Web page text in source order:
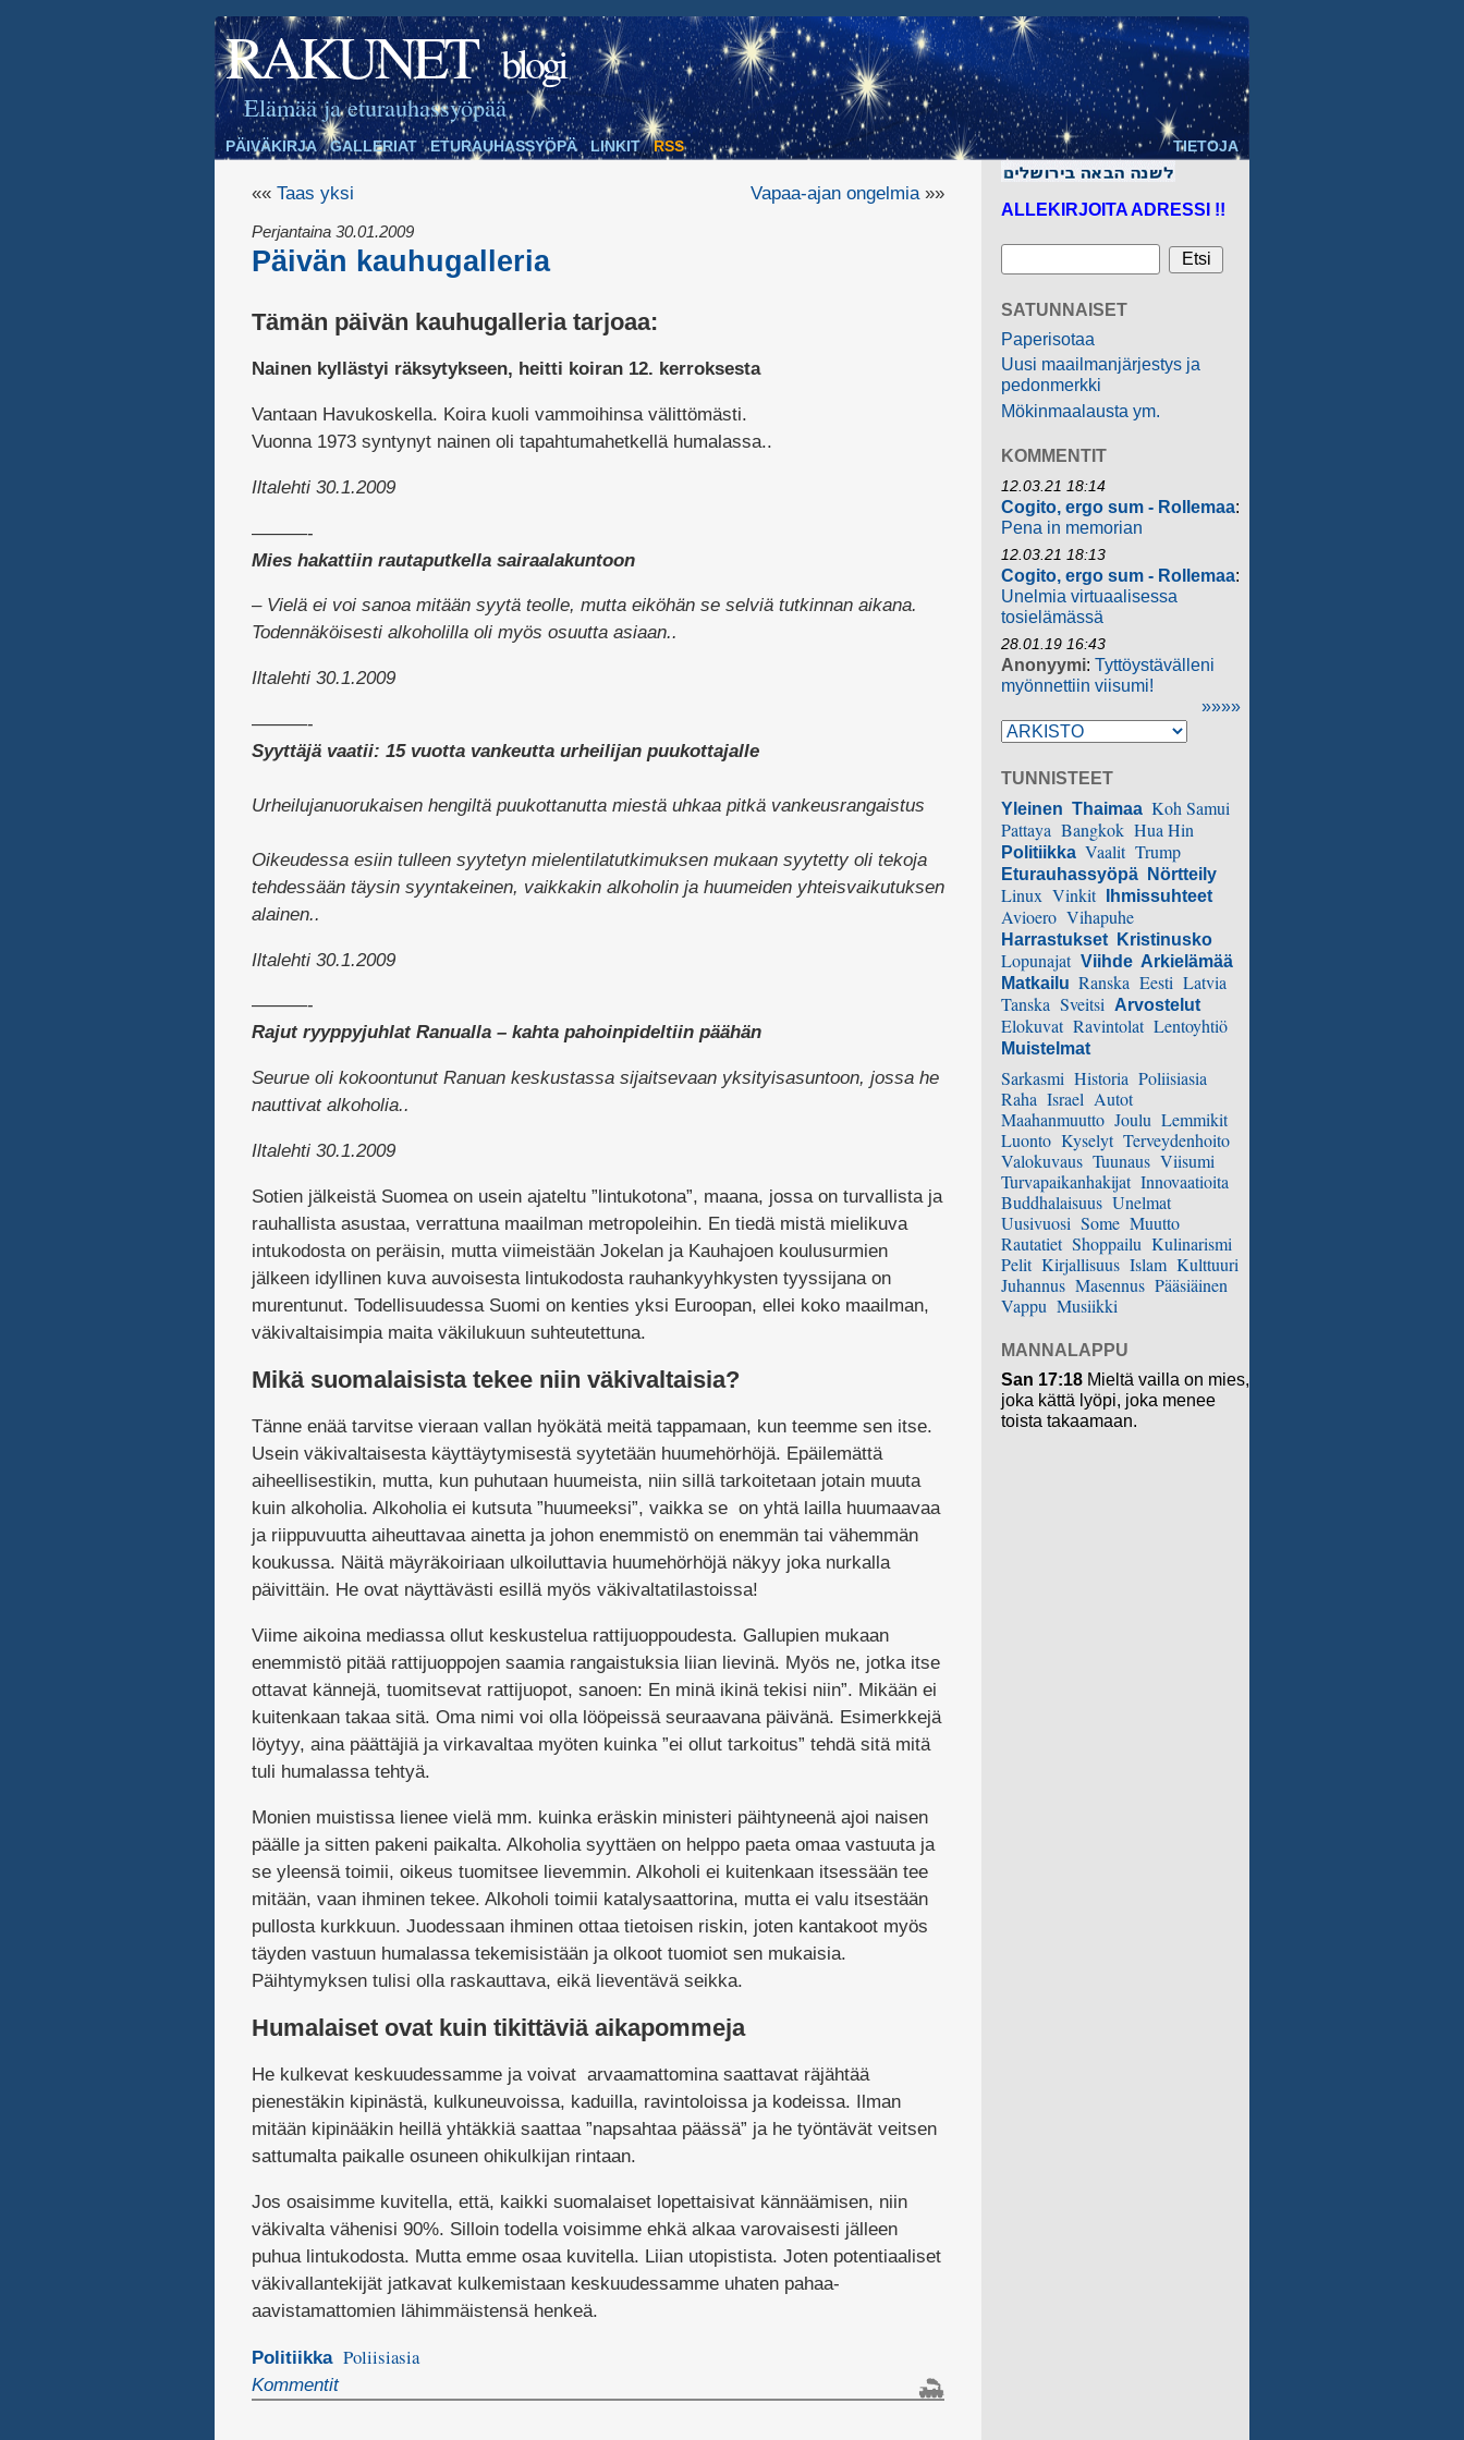
RAKUNET blogi
Elämää ja eturauhassyöpää
PÄIVÄKIRJA GALLERIAT ETURAUHASSYÖPÄ LINKIT RSS TIETOJA
«« Taas yksi Vapaa-ajan ongelmia»»
Perjantaina 30.01.2009
Päivän kauhugalleria
Tämän päivän kauhugalleria tarjoaa:
Nainen kyllästyi räksytykseen, heitti koiran 12. kerroksesta
Vantaan Havukoskella. Koira kuoli vammoihinsa välittömästi.
Vuonna 1973 syntynyt nainen oli tapahtumahetkellä humalassa..
Iltalehti 30.1.2009
———-
Mies hakattiin rautaputkella sairaalakuntoon
– Vielä ei voi sanoa mitään syytä teolle, mutta eiköhän se selviä tutkinnan aikana.
Todennäköisesti alkoholilla oli myös osuutta asiaan..
Iltalehti 30.1.2009
———-
Syyttäjä vaatii: 15 vuotta vankeutta urheilijan puukottajalle
Urheilujanuorukaisen hengiltä puukottanutta miestä uhkaa pitkä vankeusrangaistus
Oikeudessa esiin tulleen syytetyn mielentilatutkimuksen mukaan syytetty oli tekoja
tehdessään täysin syyntakeinen, vaikkakin alkoholin ja huumeiden yhteisvaikutuksen
alainen..
Iltalehti 30.1.2009
———-
Rajut ryyppyjuhlat Ranualla – kahta pahoinpideltiin päähän
Seurue oli kokoontunut Ranuan keskustassa sijaitsevaan yksityisasuntoon, jossa he
nauttivat alkoholia..
Iltalehti 30.1.2009
Sotien jälkeistä Suomea on usein ajateltu ”lintukotona”, maana, jossa on turvallista ja
rauhallista asustaa, verrattuna maailman metropoleihin. En tiedä mistä mielikuva
intukodosta on peräisin, mutta viimeistään Jokelan ja Kauhajoen koulusurmien
jälkeen idyllinen kuva auvoisesta lintukodosta rauhankyyhkysten tyyssijana on
murentunut. Todellisuudessa Suomi on kenties yksi Euroopan, ellei koko maailman,
väkivaltaisimpia maita väkilukuun suhteutettuna.
Mikä suomalaisista tekee niin väkivaltaisia?
Tänne enää tarvitse vieraan vallan hyökätä meitä tappamaan, kun teemme sen itse.
Usein väkivaltaisesta käyttäytymisestä syytetään huumehörhöjä. Epäilemättä
aiheellisestikin, mutta, kun puhutaan huumeista, niin sillä tarkoitetaan jotain muuta
kuin alkoholia. Alkoholia ei kutsuta ”huumeeksi”, vaikka se on yhtä lailla huumaavaa
ja riippuvuutta aiheuttavaa ainetta ja johon enemmistö on enemmän tai vähemmän
koukussa. Näitä mäyräkoiriaan ulkoiluttavia huumehörhöjä näkyy joka nurkalla
päivittäin. He ovat näyttävästi esillä myös väkivaltatilastoissa!
Viime aikoina mediassa ollut keskustelua rattijuoppoudesta. Gallupien mukaan
enemmistö pitää rattijuoppojen saamia rangaistuksia liian lievinä. Myös ne, jotka itse
ottavat kännejä, tuomitsevat rattijuopot, sanoen: En minä ikinä tekisi niin”. Mikään ei
kuitenkaan takaa sitä. Oma nimi voi olla lööpeissä seuraavana päivänä. Esimerkkejä
löytyy, aina päättäjiä ja virkavaltaa myöten kuinka ”ei ollut tarkoitus” tehdä sitä mitä
tuli humalassa tehtyä.
Monien muistissa lienee vielä mm. kuinka eräskin ministeri päihtyneenä ajoi naisen
päälle ja sitten pakeni paikalta. Alkoholia syyttäen on helppo paeta omaa vastuuta ja
se yleensä toimii, oikeus tuomitsee lievemmin. Alkoholi ei kuitenkaan itsessään tee
mitään, vaan ihminen tekee. Alkoholi toimii katalysaattorina, mutta ei valu itsestään
pullosta kurkkuun. Juodessaan ihminen ottaa tietoisen riskin, joten kantakoot myös
täyden vastuun humalassa tekemisistään ja olkoot tuomiot sen mukaisia.
Päihtymyksen tulisi olla raskauttava, eikä lieventävä seikka.
Humalaiset ovat kuin tikittäviä aikapommeja
He kulkevat keskuudessamme ja voivat arvaamattomina saattavat räjähtää
pienestäkin kipinästä, kulkuneuvoissa, kaduilla, ravintoloissa ja kodeissa. Ilman
mitään kipinääkin heillä yhtäkkiä saattaa ”napsahtaa päässä” ja he työntävät veitsen
sattumalta paikalle osuneen ohikulkijan rintaan.
Jos osaisimme kuvitella, että, kaikki suomalaiset lopettaisivat kännäämisen, niin
väkivalta vähenisi 90%. Silloin todella voisimme ehkä alkaa varovaisesti jälleen
puhua lintukodosta. Mutta emme osaa kuvitella. Liian utopistista. Joten potentiaaliset
väkivallantekijät jatkavat kulkemistaan keskuudessamme uhaten pahaa-
aavistamattomien lähimmäistensä henkeä.
Politiikka Poliisiasia
Kommentit
ALLEKIRJOITA ADRESSI !!
SATUNNAISET
Paperisotaa
Uusi maailmanjärjestys ja
pedonmerkki
Mökinmaalausta ym.
KOMMENTIT
12.03.21 18:14
Cogito, ergo sum - Rollemaa:
Pena in memorian
12.03.21 18:13
Cogito, ergo sum - Rollemaa:
Unelmia virtuaalisessa
tosielämässä
28.01.19 16:43
Anonyymi: Tyttöystävälleni
myönnettiin viisumi!
»»»»
TUNNISTEET
Yleinen Thaimaa Koh Samui
Pattaya Bangkok Hua Hin
Politiikka Vaalit Trump
Eturauhassyöpä Nörtteily
Linux Vinkit Ihmissuhteet
Avioero Vihapuhe
Harrastukset Kristinusko
Lopunajat Viihde Arkielämää
Matkailu Ranska Eesti Latvia
Tanska Sveitsi Arvostelut
Elokuvat Ravintolat Lentoyhtiö
Muistelmat
Sarkasmi Historia Poliisiasia
Raha Israel Autot
Maahanmuutto Joulu Lemmikit
Luonto Kyselyt Terveydenhoito
Valokuvaus Tuunaus Viisumi
Turvapaikanhakijat Innovaatioita
Buddhalaisuus Unelmat
Uusivuosi Some Muutto
Rautatiet Shoppailu Kulinarismi
Pelit Kirjallisuus Islam Kulttuuri
Juhannus Masennus Pääsiäinen
Vappu Musiikki
MANNALAPPU
San 17:18 Mieltä vailla on mies,
joka kättä lyöpi, joka menee
toista takaamaan.